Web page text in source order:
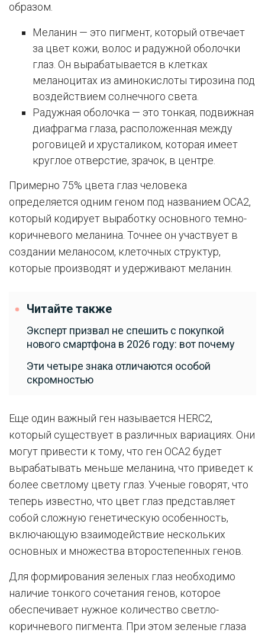
образом.
Меланин — это пигмент, который отвечает
за цвет кожи, волос и радужной оболочки
глаз. Он вырабатывается в клетках
меланоцитах из аминокислоты тирозина под
воздействием солнечного света.
Радужная оболочка — это тонкая, подвижная
диафрагма глаза, расположенная между
роговицей и хрусталиком, которая имеет
круглое отверстие, зрачок, в центре.
Примерно 75% цвета глаз человека
определяется одним геном под названием OCA2,
который кодирует выработку основного темно-
коричневого меланина. Точнее он участвует в
создании меланосом, клеточных структур,
которые производят и удерживают меланин.
Читайте также
Эксперт призвал не спешить с покупкой
нового смартфона в 2026 году: вот почему
Эти четыре знака отличаются особой
скромностью
Еще один важный ген называется HERC2,
который существует в различных вариациях. Они
могут привести к тому, что ген OCA2 будет
вырабатывать меньше меланина, что приведет к
более светлому цвету глаз. Ученые говорят, что
теперь известно, что цвет глаз представляет
собой сложную генетическую особенность,
включающую взаимодействие нескольких
основных и множества второстепенных генов.
Для формирования зеленых глаз необходимо
наличие тонкого сочетания генов, которое
обеспечивает нужное количество светло-
коричневого пигмента. При этом зеленые глаза